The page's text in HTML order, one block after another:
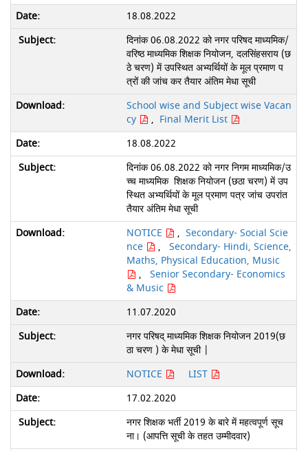
18.08.2022
दिनांक 06.08.2022 को नगर परिषद माध्यमिक/
वरिष्ठ माध्यमिक शिक्षक नियोजन, दलसिंहसराय (छ
ठे चरण) में उपस्थित अभ्यर्थियों के मूल प्रमाण प
त्रों की जांच कर तैयार अंतिम मेधा सूची
School wise and Subject wise Vacan
cy
, Final Merit List
18.08.2022
दिनांक 06.08.2022 को नगर निगम माध्यमिक/उ
च्च माध्यमिक शिक्षक नियोजन (छठा चरण) में उप
स्थित अभ्यर्थियों के मूल प्रमाण पत्र जांच उपरांत
तैयार अंतिम मेधा सूची
NOTICE
, Secondary- Social Scie
nce
, Secondary- Hindi, Science,
Maths, Physical Education, Music
, Senior Secondary- Economics
& Music
11.07.2020
नगर परिषद् माध्यमिक शिक्षक नियोजन 2019(छ
ठा चरण ) के मेधा सूची |
NOTICE
LIST
17.02.2020
नगर शिक्षक भर्ती 2019 के बारे में महत्वपूर्ण सूच
ना। (आपत्ति सूची के तहत उम्मीदवार)